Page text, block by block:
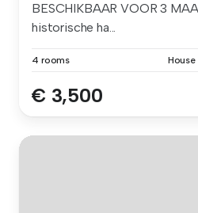
BESCHIKBAAR VOOR 3
historische ha...
4 rooms House
€ 3,500